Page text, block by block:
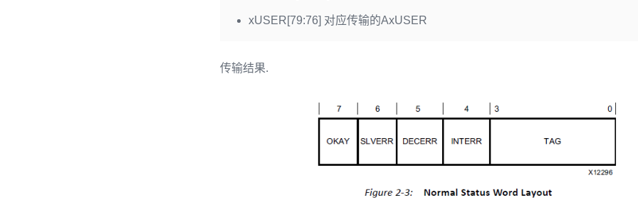
xUSER[79:76] 对应传输的AxUSER
传输结果.